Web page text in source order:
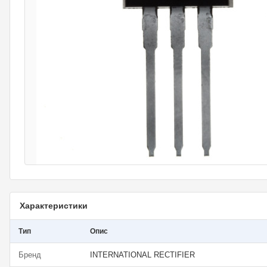
Характеристики
Тип Опис
Бренд INTERNATIONAL RECTIFIER